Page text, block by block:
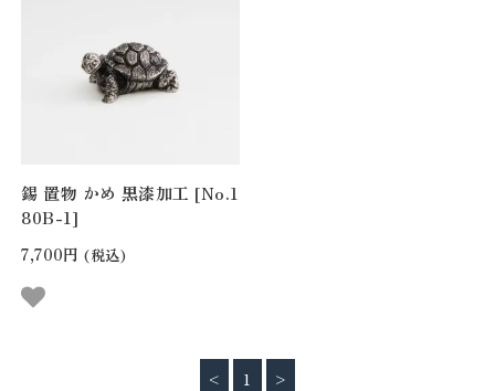
錫 置物 かめ 黒漆加工 [No.1
80B-1]
7,700円 (税込)
< 1 >